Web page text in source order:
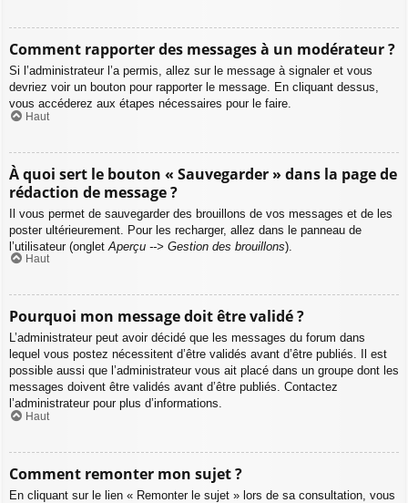
Comment rapporter des messages à un modérateur ?
Si l’administrateur l’a permis, allez sur le message à signaler et vous
devriez voir un bouton pour rapporter le message. En cliquant dessus,
vous accéderez aux étapes nécessaires pour le faire.
Haut
À quoi sert le bouton « Sauvegarder » dans la page de
rédaction de message ?
Il vous permet de sauvegarder des brouillons de vos messages et de les
poster ultérieurement. Pour les recharger, allez dans le panneau de
l’utilisateur (onglet Aperçu --> Gestion des brouillons).
Haut
Pourquoi mon message doit être validé ?
L’administrateur peut avoir décidé que les messages du forum dans
lequel vous postez nécessitent d’être validés avant d’être publiés. Il est
possible aussi que l’administrateur vous ait placé dans un groupe dont les
messages doivent être validés avant d’être publiés. Contactez
l’administrateur pour plus d’informations.
Haut
Comment remonter mon sujet ?
En cliquant sur le lien « Remonter le sujet » lors de sa consultation, vous